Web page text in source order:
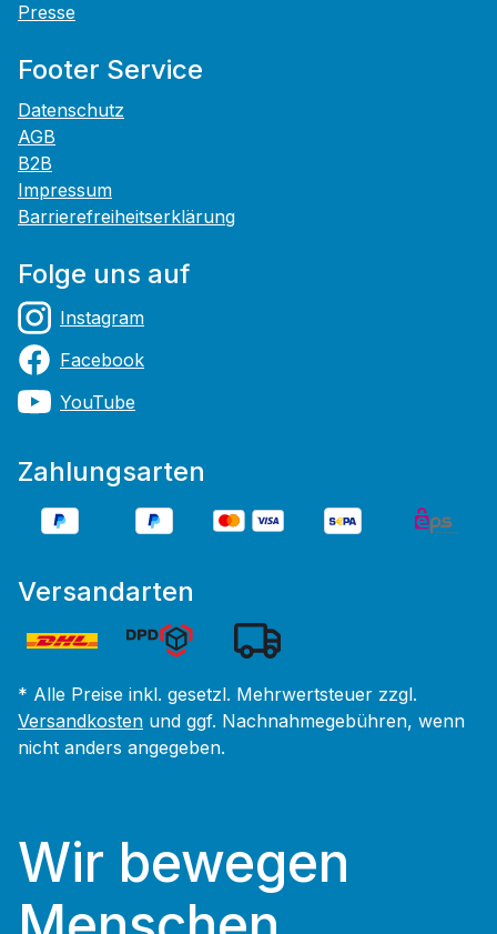
Presse
Footer Service
Datenschutz
AGB
B2B
Impressum
Barrierefreiheitserklärung
Folge uns auf
Instagram
Facebook
YouTube
Zahlungsarten
Versandarten
* Alle Preise inkl. gesetzl. Mehrwertsteuer zzgl.
Versandkosten und ggf. Nachnahmegebühren, wenn
nicht anders angegeben.
Wir bewegen